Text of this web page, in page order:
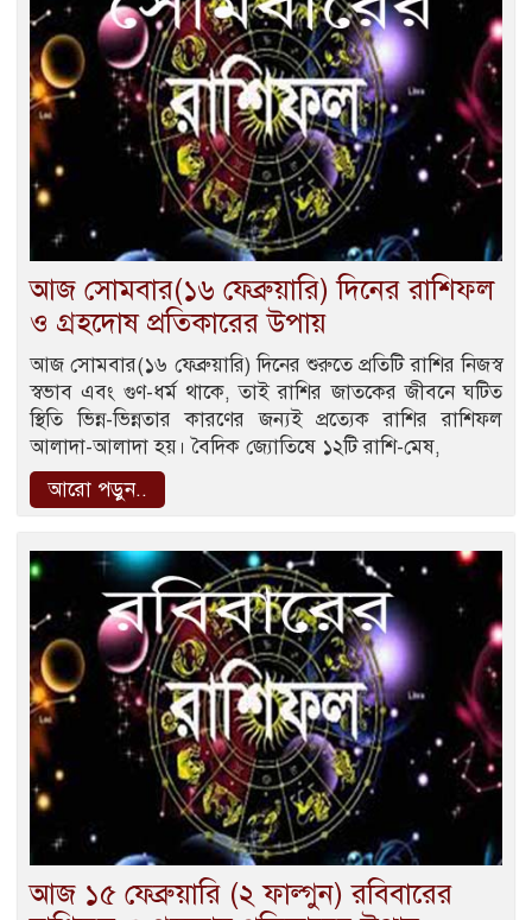
আজ সোমবার(১৬ ফেব্রুয়ারি) দিনের রাশিফল
ও গ্রহদোষ প্রতিকারের উপায়
আজ সোমবার(১৬ ফেব্রুয়ারি) দিনের শুরুতে প্রতিটি রাশির নিজস্ব
স্বভাব এবং গুণ-ধর্ম থাকে, তাই রাশির জাতকের জীবনে ঘটিত
স্থিতি ভিন্ন-ভিন্নতার কারণের জন্যই প্রত্যেক রাশির রাশিফল
আলাদা-আলাদা হয়। বৈদিক জ্যোতিষে ১২টি রাশি-মেষ,
আরো পড়ুন..
আজ ১৫ ফেব্রুয়ারি (২ ফাল্গুন) রবিবারের